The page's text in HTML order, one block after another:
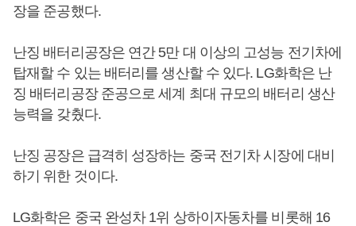
장을 준공했다.
난징 배터리공장은 연간 5만 대 이상의 고성능 전기차에
탑재할 수 있는 배터리를 생산할 수 있다. LG화학은 난
징 배터리공장 준공으로 세계 최대 규모의 배터리 생산
능력을 갖췄다.
난징 공장은 급격히 성장하는 중국 전기차 시장에 대비
하기 위한 것이다.
LG화학은 중국 완성차 1위 상하이자동차를 비롯해 16